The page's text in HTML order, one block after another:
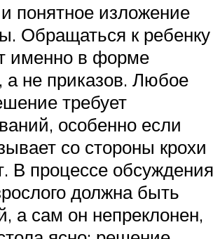
понятное изложение
Обращаться к ребенку
именно в форме
а не приказов. Любое
требует
особенно если
со стороны крохи
В процессе обсуждения
должна быть
а сам он непреклонен,